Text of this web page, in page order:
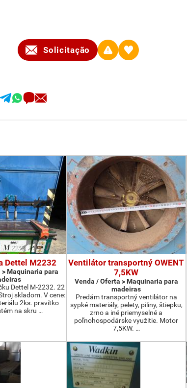
Solicitação
Dettel M2232
Maquinaria para
Dettel M-2232. 22
skladom. V cene:
2ks. pravítko
na skru …
Ventilátor transportný OWENT
7,5KW
Venda / Oferta > Maquinaria para
madeiras
Predám transportný ventilátor na
sypké materiály, pelety, piliny, štiepku,
zrno a iné priemyselné a
poľnohospodárske využitie. Motor
7,5KW. …